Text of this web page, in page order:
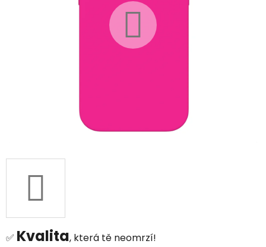
✅ Kvalita, která tě neomrzí!